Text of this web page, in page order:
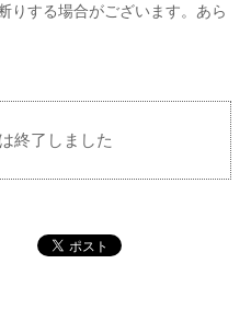
りする場合がございます。あら
終了しました